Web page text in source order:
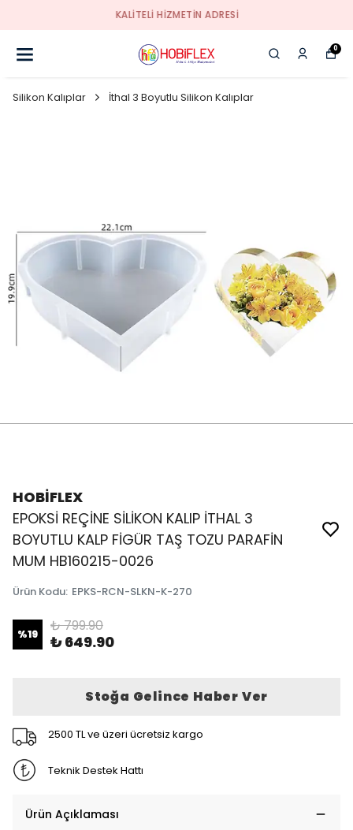
KALİTELİ HİZMETİN ADRESİ
0
Silikon Kalıplar İthal 3 Boyutlu Silikon Kalıplar
HOBİFLEX
EPOKSİ REÇİNE SİLİKON KALIP İTHAL 3
BOYUTLU KALP FİGÜR TAŞ TOZU PARAFİN
MUM HB160215-0026
Ürün Kodu: EPKS-RCN-SLKN-K-270
%19 ₺ 799.90
₺ 649.90
Stoğa Gelince Haber Ver
2500 TL ve üzeri ücretsiz kargo
Teknik Destek Hattı
Ürün Açıklaması